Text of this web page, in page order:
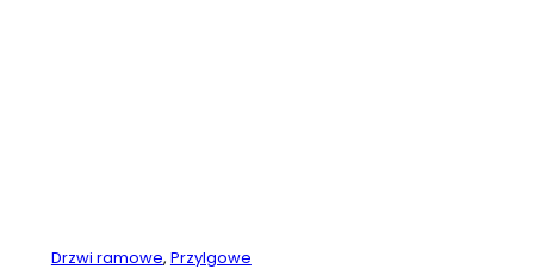
Drzwi ramowe, Przylgowe